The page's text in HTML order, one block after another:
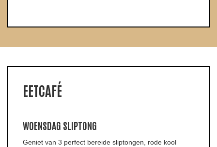
EETCAFÉ
WOENSDAG SLIPTONG
Geniet van 3 perfect bereide sliptongen, rode kool